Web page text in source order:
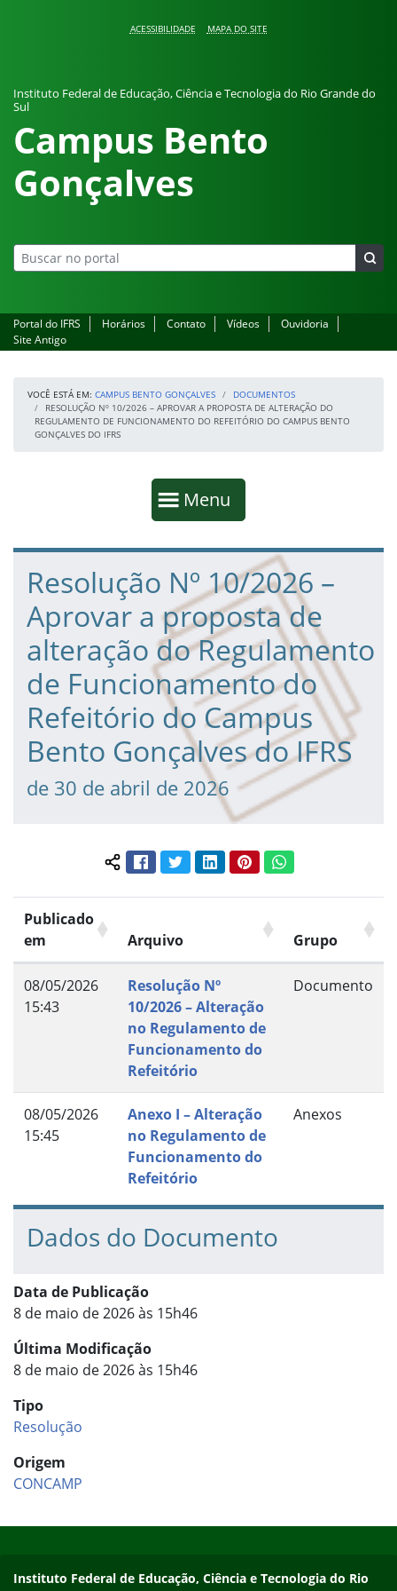
ACESSIBILIDADE MAPA DO SITE
Instituto Federal de Educação, Ciência e Tecnologia do Rio Grande do
Sul
Campus Bento
Gonçalves
Portal do IFRS Horários Contato Vídeos
Ouvidoria
Site Antigo
VOCÊ ESTÁ EM: CAMPUS BENTO GONÇALVES
DOCUMENTOS
RESOLUÇÃO Nº 10/2026 – APROVAR A PROPOSTA DE ALTERAÇÃO DO
REGULAMENTO DE FUNCIONAMENTO DO REFEITÓRIO DO CAMPUS BENTO
GONÇALVES DO IFRS
Mostrar
Menu
Fim da navegação
Início do conteúdo
Resolução Nº 10/2026 –
Aprovar a proposta de
alteração do Regulamento
de Funcionamento do
Refeitório do Campus
Bento Gonçalves do IFRS
de 30 de abril de 2026
Compartilhar conteúdo:
FacebookTwitterLinkedInPinterestWhatsApp
Publicado
em
Arquivo Grupo
08/05/2026
15:43
Resolução Nº
10/2026 – Alteração
no Regulamento de
Funcionamento do
Refeitório
Documento
08/05/2026
15:45
Anexo I – Alteração
no Regulamento de
Funcionamento do
Refeitório
Anexos
Dados do Documento
Data de Publicação
8 de maio de 2026 às 15h46
Última Modificação
8 de maio de 2026 às 15h46
Tipo
Resolução
Origem
CONCAMP
Contato
Instituto Federal de Educação, Ciência e Tecnologia do Rio